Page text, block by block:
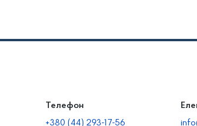
Діяльність
Роботодавцям
Телефон
+380 (44) 293-17-56